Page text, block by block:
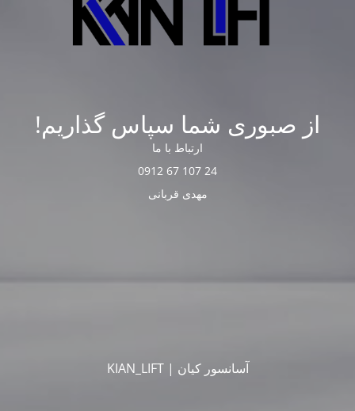
از صبوری شما سپاس گذاریم!
ارتباط با ما
24 107 67 0912
مهدی قربانی
آسانسور کیان | KIAN_LIFT